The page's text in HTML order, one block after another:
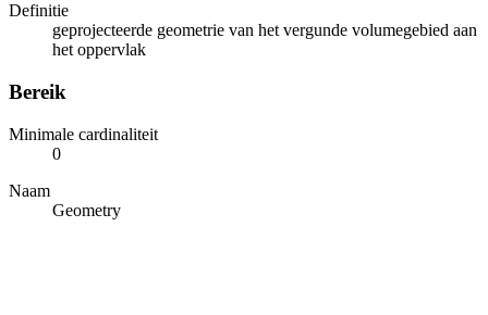
Definitie
geprojecteerde geometrie van het vergunde volumegebied aan
het oppervlak
Bereik
Minimale cardinaliteit
0
Naam
Geometry